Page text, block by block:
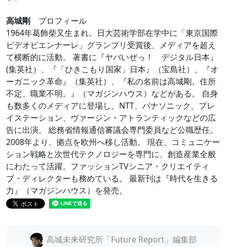
高城剛 プロフィール
1964年葛飾柴又生まれ。日大芸術学部在学中に「東京国際
ビデオビエンナーレ」グランプリ受賞後、メディアを超え
て横断的に活動。 著書に『ヤバいぜっ！ デジタル日本』
(集英社）、『「ひきこもり国家」日本』（宝島社）、『オ
ーガニック革命』（集英社）、『私の名前は高城剛。住所
不定、職業不明。』（マガジンハウス）などがある。 自身
も数多くのメディアに登場し、NTT、パナソニック、プレ
イステーション、ヴァージン・アトランティックなどの広
告に出演。 総務省情報通信審議会専門委員など公職歴任。
2008年より、拠点を欧州へ移し活動。 現在、コミュニケー
ション戦略と次世代テクノロジーを専門に、創造産業全般
にわたって活躍。ファッションTVシニア・クリエイティ
ブ・ディレクターも務めている。 最新刊は『時代を生きる
力』（マガジンハウス）を発売。
高城未来研究所「Future Report」編集部